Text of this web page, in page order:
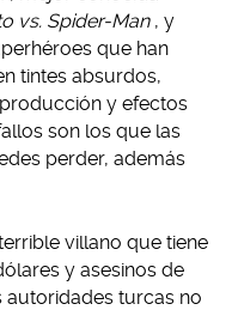
vs. Spider-Man , y
que han
tintes absurdos,
y efectos
son los que las
perder, además
villano que tiene
y asesinos de
autoridades turcas no